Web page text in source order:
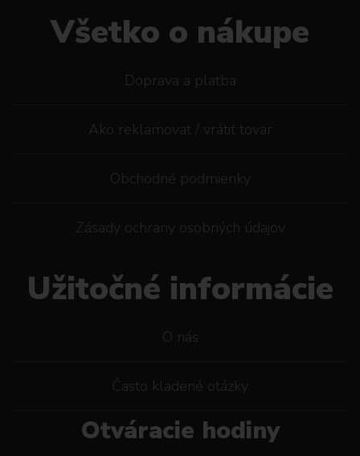
Všetko o nákupe
Doprava a platba
Ako reklamovat / vrátiť tovar
Obchodné podmienky
Zásady ochrany osobných údajov
Užitočné informácie
O nás
Často kladené otázky
Otváracie hodiny